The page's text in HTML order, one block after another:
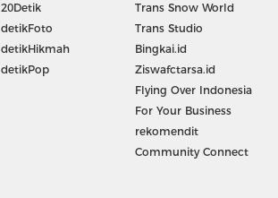
20Detik
detikFoto
detikHikmah
detikPop
Trans Snow World
Trans Studio
Bingkai.id
Ziswafctarsa.id
Flying Over Indonesia
For Your Business
rekomendit
Community Connect